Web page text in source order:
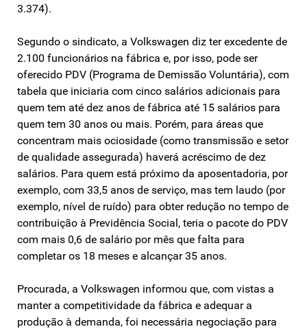
3.374).
Segundo o sindicato, a Volkswagen diz ter excedente de
2.100 funcionários na fábrica e, por isso, pode ser
oferecido PDV (Programa de Demissão Voluntária), com
tabela que iniciaria com cinco salários adicionais para
quem tem até dez anos de fábrica até 15 salários para
quem tem 30 anos ou mais. Porém, para áreas que
concentram mais ociosidade (como transmissão e setor
de qualidade assegurada) haverá acréscimo de dez
salários. Para quem está próximo da aposentadoria, por
exemplo, com 33,5 anos de serviço, mas tem laudo (por
exemplo, nível de ruído) para obter redução no tempo de
contribuição à Previdência Social, teria o pacote do PDV
com mais 0,6 de salário por mês que falta para
completar os 18 meses e alcançar 35 anos.
Procurada, a Volkswagen informou que, com vistas a
manter a competitividade da fábrica e adequar a
produção à demanda, foi necessária negociação para